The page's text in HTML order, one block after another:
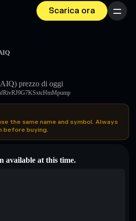
Scarica ora Menu
prezzo di oggi
the same name and symbol. Always
before buying.
available at this time.